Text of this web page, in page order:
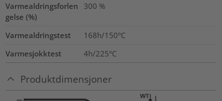
Varmealdringsforlen
gelse (%)
300 %
Varmealdringstest
168h/150°C
Varmesjokktest
4h/225°C
Produktdimensjoner